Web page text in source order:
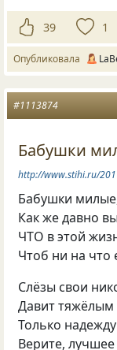
39 1
Опубликовала
#1113874
Бабушки
http://www.stihi.ru/
Бабушки
Как же давно
ЧТО в этой
Чтоб ни на что
Слёзы свои
Давит тяжёлым
Только
Верите,